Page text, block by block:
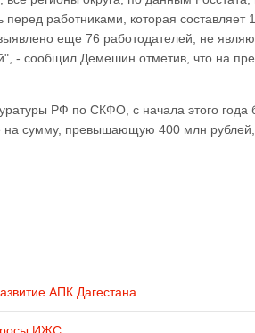
перед работниками, которая
еще 76 работодателей, не
- сообщил Демешин отметив, что на
РФ по СКФО, с начала этого года
на сумму, превышающую 400 млн рублей,
АПК Дагестана